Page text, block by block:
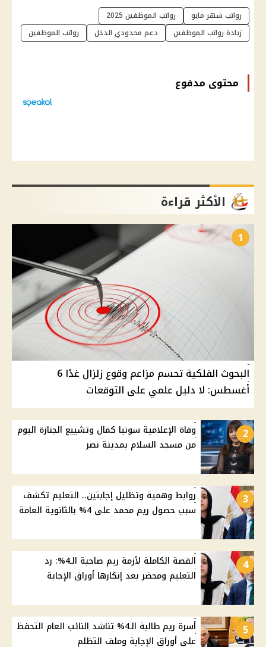
رواتب شهر مايو
رواتب الموظفين 2025
زيادة رواتب الموظفين
دعم محدودي الدخل رواتب الموظفين
محتوى مدفوع
الأكثر قراءة
1
البحوث الفلكية تحسم مزاعم وقوع زلزال غدًا 6
أغسطس: لا دليل علمي على التوقعات
2
وفاة الإعلامية سونيا كمال وتشييع الجنازة اليوم
من مسجد السلام بمدينة نصر
3
روابط وهمية وتظليل إجابتين.. التعليم تكشف
سبب حصول ريم محمد على 4% بالثانوية العامة
4
القصة الكاملة لأزمة ريم صاحبة الـ4%: رد
التعليم ومحضر بعد إنكارها أوراق الإجابة
5
أسرة ريم طالبة الـ4% تناشد النائب العام التحفظ
على أوراق الإجابة وملف التظلم